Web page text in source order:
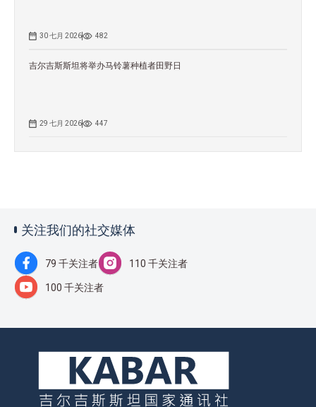
30 七月 2026 482
吉尔吉斯斯坦将举办马铃薯种植者田野日
29 七月 2026 447
关注我们的社交媒体
79 千关注者 110 千关注者
100 千关注者